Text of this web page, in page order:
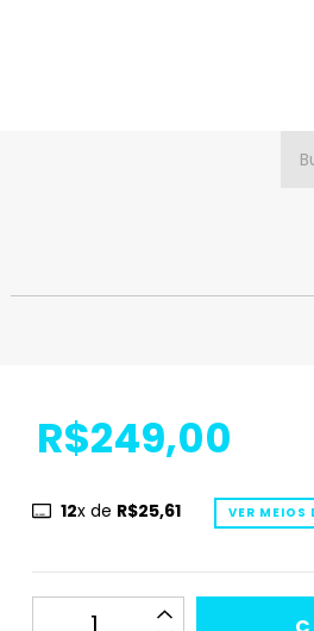
R$249,00
12x de R$25,61 VER MEIOS